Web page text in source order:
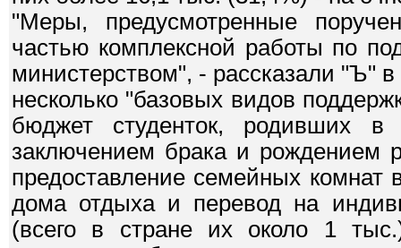
"Меры, предусмотренные
частью комплексной работы по
министерством", - рассказали "Ъ"
несколько "базовых видов
бюджет студенток, родивших
заключением брака и рождением
предоставление семейных комнат
дома отдыха и перевод на
(всего в стране их около 1